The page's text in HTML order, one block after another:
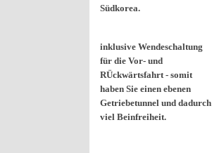
Südkorea.
inklusive Wendeschaltung
für die Vor- und
RÜckwärtsfahrt - somit
haben Sie einen ebenen
Getriebetunnel und dadurch
viel Beinfreiheit.